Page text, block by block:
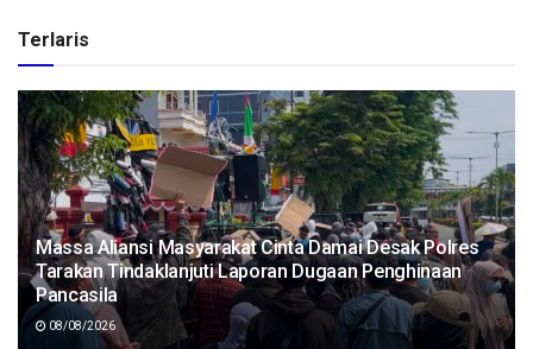
Terlaris
Massa Aliansi Masyarakat Cinta Damai Desak Polres
Tarakan Tindaklanjuti Laporan Dugaan Penghinaan
Pancasila
08/08/2026